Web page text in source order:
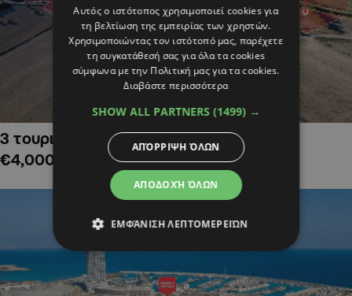
3 τουριστικά χωράφια στην Αλαμινό,
€4,000,000
Αυτός ο ιστότοπος χρησιμοποιεί cookies για
τη βελτίωση της εμπειρίας των χρηστών.
Χρησιμοποιώντας τον ιστότοπό μας, παρέχετε
τη συγκατάθεσή σας για όλα τα cookies
σύμφωνα με την Πολιτική μας για τα cookies.
Διαβάστε περισσότερα
SHOW ALL PARTNERS (1499) →
ΑΠΟΔΟΧΉ ΌΛΩΝ
ΑΠΌΡΡΙΨΗ ΌΛΩΝ
ΕΜΦΆΝΙΣΗ ΛΕΠΤΟΜΕΡΕΙΏΝ